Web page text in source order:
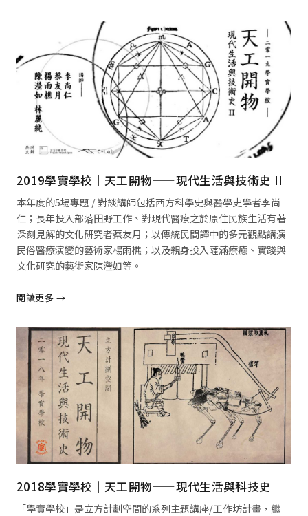
2019學實學校｜天工開物——現代生活與技術史 II
本年度的5場專題 / 對談講師包括西方科學史與醫學史學者李尚
仁；長年投入部落田野工作、對現代醫療之於原住民族生活有著
深刻見解的文化研究者蔡友月；以傳統民間譚中的多元觀點講演
民俗醫療演變的藝術家楊雨樵；以及親身投入薩滿療癒、實踐與
文化研究的藝術家陳瀅如等。
閱讀更多 →
2018學實學校｜天工開物——現代生活與科技史
「學實學校」是立方計劃空間的系列主題講座/工作坊計畫，繼